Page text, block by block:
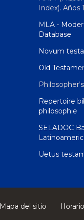
Index). Años
MLA -
Database
Novum
Old
Repertoire
philosophie
SELADOC
Uetus
Mapa del sitio